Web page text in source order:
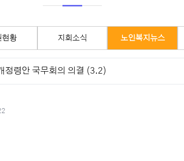
식자료
서자료
타자료
관회원관리
월별일정
구인구직
현황 지회소식 노인복지뉴스
정령안 국무회의 의결 (3.2)